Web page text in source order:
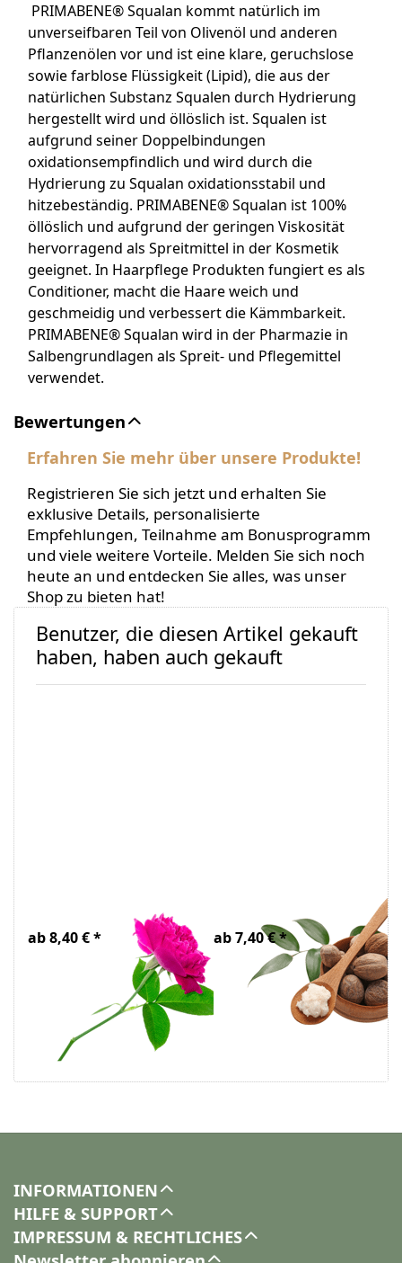
PRIMABENE® Squalan kommt natürlich im
unverseifbaren Teil von Olivenöl und anderen
Pflanzenölen vor und ist eine klare, geruchslose
sowie farblose Flüssigkeit (Lipid), die aus der
natürlichen Substanz Squalen durch Hydrierung
hergestellt wird und öllöslich ist. Squalen ist
aufgrund seiner Doppelbindungen
oxidationsempfindlich und wird durch die
Hydrierung zu Squalan oxidationsstabil und
hitzebeständig. PRIMABENE® Squalan ist 100%
öllöslich und aufgrund der geringen Viskosität
hervorragend als Spreitmittel in der Kosmetik
geeignet. In Haarpflege Produkten fungiert es als
Conditioner, macht die Haare weich und
geschmeidig und verbessert die Kämmbarkeit.
PRIMABENE® Squalan wird in der Pharmazie in
Salbengrundlagen als Spreit- und Pflegemittel
verwendet.
Bewertungen
Erfahren Sie mehr über unsere Produkte!
Registrieren Sie sich jetzt und erhalten Sie
exklusive Details, personalisierte
Empfehlungen, Teilnahme am Bonusprogramm
und viele weitere Vorteile. Melden Sie sich noch
heute an und entdecken Sie alles, was unser
Shop zu bieten hat!
Benutzer, die diesen Artikel gekauft
haben, haben auch gekauft
ab 8,40 € * ab 7,40 € *
INFORMATIONEN
HILFE & SUPPORT
IMPRESSUM & RECHTLICHES